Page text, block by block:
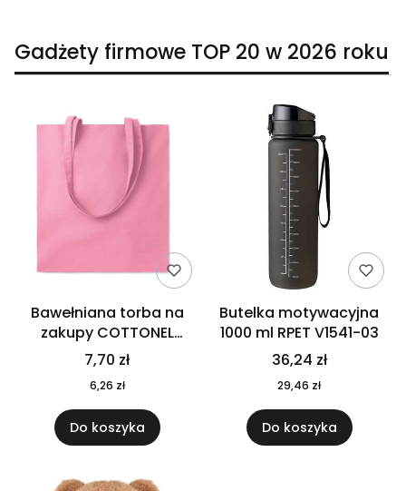
Gadżety firmowe TOP 20 w 2026 roku
Bawełniana torba na
zakupy COTTONEL
COLOUR++ MO9846-11
7,70 zł
6,26 zł
Do koszyka
Butelka motywacyjna
1000 ml RPET V1541-03
36,24 zł
29,46 zł
Do koszyka